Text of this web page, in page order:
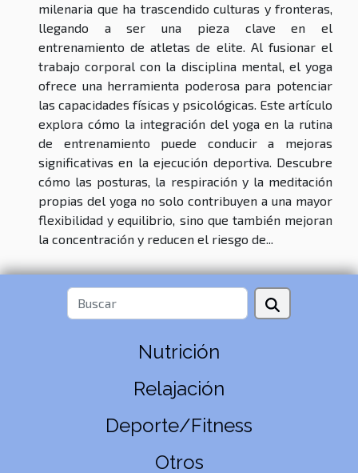
milenaria que ha trascendido culturas y fronteras,
llegando a ser una pieza clave en el
entrenamiento de atletas de elite. Al fusionar el
trabajo corporal con la disciplina mental, el yoga
ofrece una herramienta poderosa para potenciar
las capacidades físicas y psicológicas. Este artículo
explora cómo la integración del yoga en la rutina
de entrenamiento puede conducir a mejoras
significativas en la ejecución deportiva. Descubre
cómo las posturas, la respiración y la meditación
propias del yoga no solo contribuyen a una mayor
flexibilidad y equilibrio, sino que también mejoran
la concentración y reducen el riesgo de...
Nutrición
Relajación
Deporte/Fitness
Otros